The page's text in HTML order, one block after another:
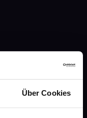
Über Cookies